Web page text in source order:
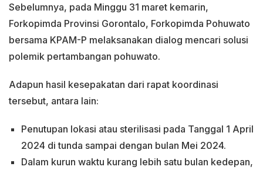
Sebelumnya, pada Minggu 31 maret kemarin,
Forkopimda Provinsi Gorontalo, Forkopimda Pohuwato
bersama KPAM-P melaksanakan dialog mencari solusi
polemik pertambangan pohuwato.
Adapun hasil kesepakatan dari rapat koordinasi
tersebut, antara lain:
Penutupan lokasi atau sterilisasi pada Tanggal 1 April
2024 di tunda sampai dengan bulan Mei 2024.
Dalam kurun waktu kurang lebih satu bulan kedepan,